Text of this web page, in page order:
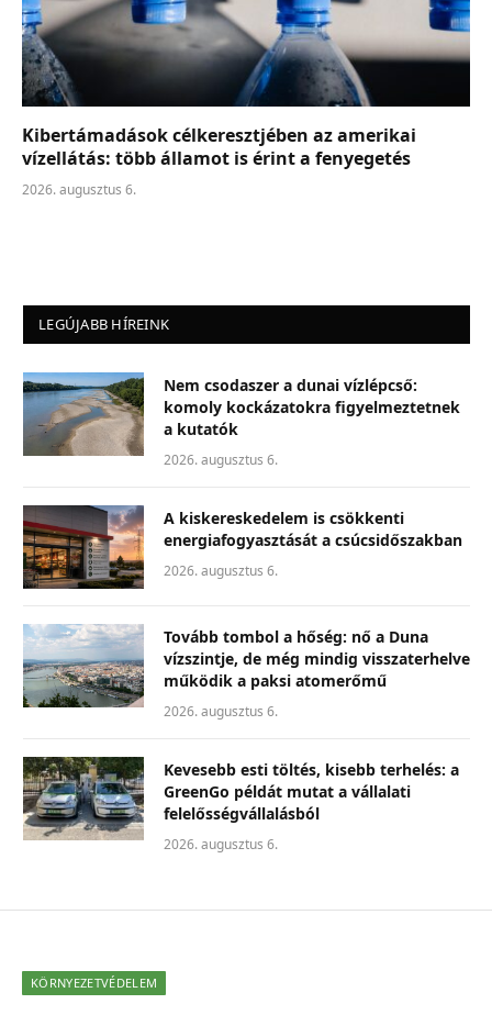
Kibertámadások célkeresztjében az amerikai
vízellátás: több államot is érint a fenyegetés
2026. augusztus 6.
LEGÚJABB HÍREINK
Nem csodaszer a dunai vízlépcső:
komoly kockázatokra figyelmeztetnek
a kutatók
2026. augusztus 6.
A kiskereskedelem is csökkenti
energiafogyasztását a csúcsidőszakban
2026. augusztus 6.
Tovább tombol a hőség: nő a Duna
vízszintje, de még mindig visszaterhelve
működik a paksi atomerőmű
2026. augusztus 6.
Kevesebb esti töltés, kisebb terhelés: a
GreenGo példát mutat a vállalati
felelősségvállalásból
2026. augusztus 6.
KÖRNYEZETVÉDELEM